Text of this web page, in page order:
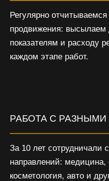
Регулярно
продвижения: высылаем
показателям и расходу
каждом этапе работ.
РАБОТА С
За 10 лет сотрудничали
направлений: медицина,
косметология, авто и